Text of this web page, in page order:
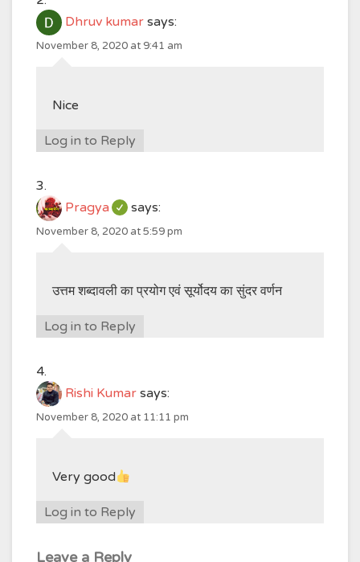
Dhruv kumar says:
November 8, 2020 at 9:41 am
Nice
Log in to Reply
Pragya says:
November 8, 2020 at 5:59 pm
उत्तम शब्दावली का प्रयोग एवं सूर्योदय का सुंदर वर्णन
Log in to Reply
Rishi Kumar says:
November 8, 2020 at 11:11 pm
Very good
Log in to Reply
Leave a Reply